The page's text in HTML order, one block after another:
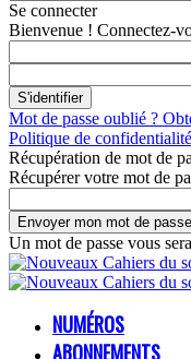
Se connecter
Bienvenue ! Connectez-
Mot de passe oublié ?
Politique de confidentialité
Récupération de mot de
Récupérer votre mot de
Un mot de passe vous
NUMÉROS
ABONNEMENTS